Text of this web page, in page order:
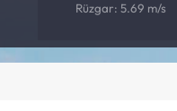
Rüzgar: 5.69 m/s